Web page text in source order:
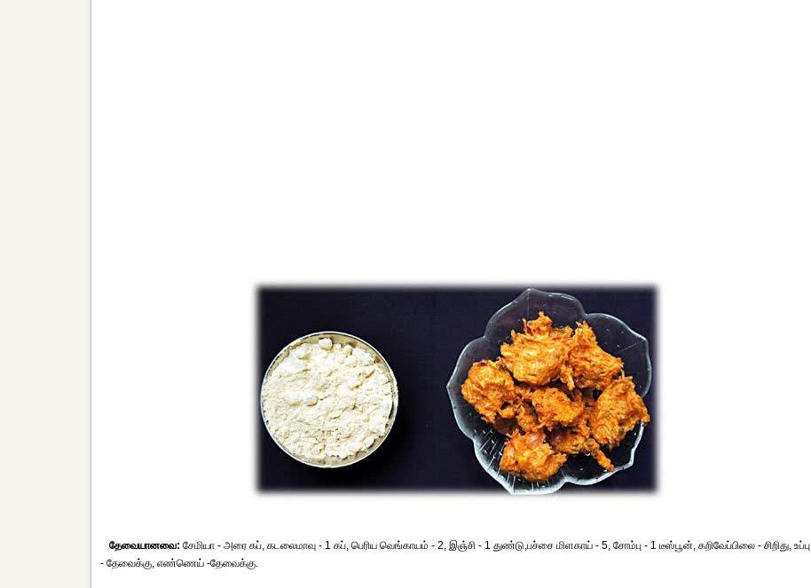
தேவையானவை: சேமியா - அரை கப், கடலைமாவு - 1 கப், பெரிய வெங்காயம் - 2, இஞ்சி - 1 துண்டு,பச்சை மிளகாய் - 5, சோம்பு - 1 டீஸ்பூன், கறிவேப்பிலை - சிறிது, உப்பு
- தேவைக்கு, எண்ணெய் -தேவைக்கு.